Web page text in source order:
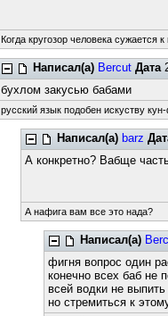
Когда кругозор человека сужается
Написал(а) Bercut Дата
бухлом закусью бабами
русский язык подобен искуству
Написал(а) barz
А конкретно? Вабще
А нафига вам все это нада?
Написал(а)
фигня вопрос один
конечно всех баб не
всей водки не выпить
но стремиться к